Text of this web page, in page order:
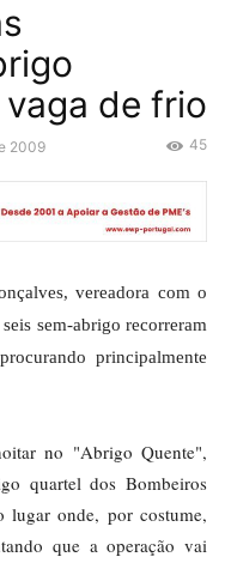
de frio
2009 45
vereadora com o
sem-abrigo recorreram
principalmente
no "Abrigo Quente",
quartel dos Bombeiros
lugar onde, por costume,
que a operação vai